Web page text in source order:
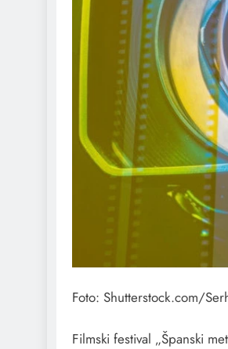
Foto: Shutterstock.com/
Filmski festival „Španski